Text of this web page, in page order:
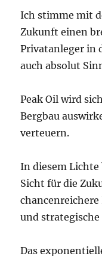
Ich stimme mit
Zukunft einen
Privatanleger in
auch absolut
Peak Oil wird
Bergbau
verteuern.
In diesem
Sicht für die
und
Das